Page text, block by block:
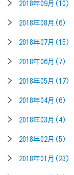
2018年09月(10)
2018年08月(6)
2018年07月(15)
2018年06月(7)
2018年05月(17)
2018年04月(6)
2018年03月(4)
2018年02月(5)
2018年01月(23)